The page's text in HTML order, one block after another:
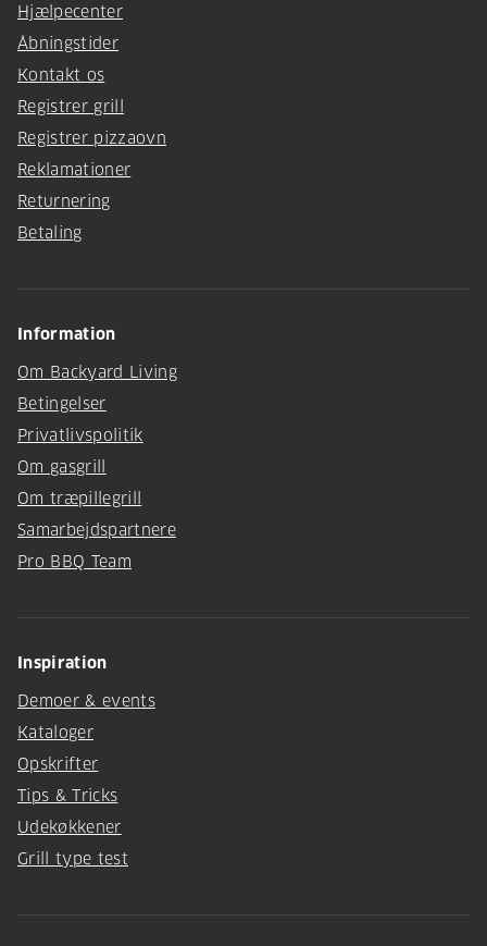
Hjælpecenter
Åbningstider
Kontakt os
Registrer grill
Registrer pizzaovn
Reklamationer
Returnering
Betaling
Information
Om Backyard Living
Betingelser
Privatlivspolitik
Om gasgrill
Om træpillegrill
Samarbejdspartnere
Pro BBQ Team
Inspiration
Demoer & events
Kataloger
Opskrifter
Tips & Tricks
Udekøkkener
Grill type test